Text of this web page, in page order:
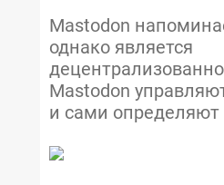
Mastodon
однако является
Mastodon
и сами определяют